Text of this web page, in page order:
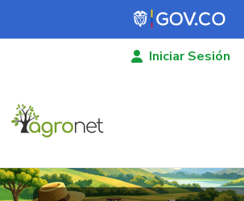
Pasar al contenido principal
Iniciar Sesión